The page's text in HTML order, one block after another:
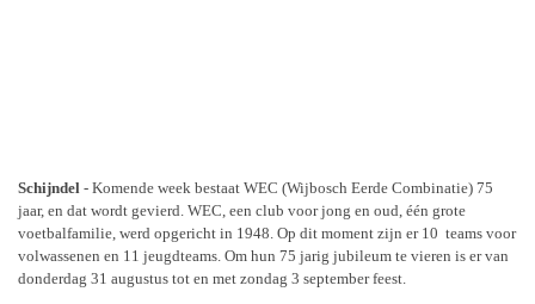
Schijndel - Komende week bestaat WEC (Wijbosch Eerde Combinatie) 75
jaar, en dat wordt gevierd. WEC, een club voor jong en oud, één grote
voetbalfamilie, werd opgericht in 1948. Op dit moment zijn er 10 teams voor
volwassenen en 11 jeugdteams. Om hun 75 jarig jubileum te vieren is er van
donderdag 31 augustus tot en met zondag 3 september feest.